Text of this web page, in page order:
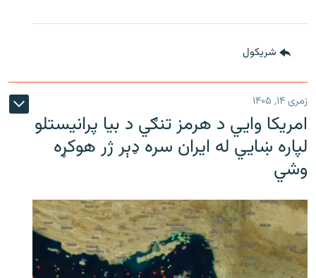
شريکول
زمری ۱۴, ۱۴۰۵
امریکا وايي د هرمز تنګي د بیا پرانیستلو
لپاره ښایي له ایران سره ډېر ژر هوکړه
وشي